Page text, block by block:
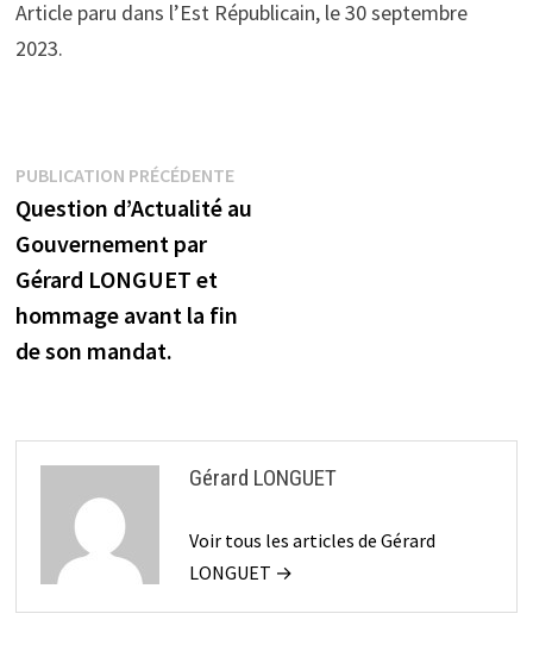
Article paru dans l’Est Républicain, le 30 septembre
2023.
Navigation
de
l’article
PUBLICATION PRÉCÉDENTEPublication
précédente :
Question d’Actualité au
Gouvernement par
Gérard LONGUET et
hommage avant la fin
de son mandat.
Gérard LONGUET
Voir tous les articles de Gérard
LONGUET →